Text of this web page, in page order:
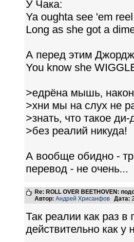
У Чака:
Ya oughta see 'em
Long as she got a
А перед этим
You know she
>едрёна мышь,
>хни мы на слух не
>знать, что такое
>без реалий никуда!
А вообще обидно -
перевод - не очень...
Re: ROLL OVER BEETHOVEN:
Автор: Андрей Хрисанфов Дата:
Так реалии как раз в
действительно как у